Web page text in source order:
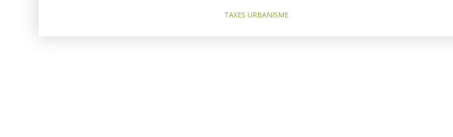
TAXES URBANISME